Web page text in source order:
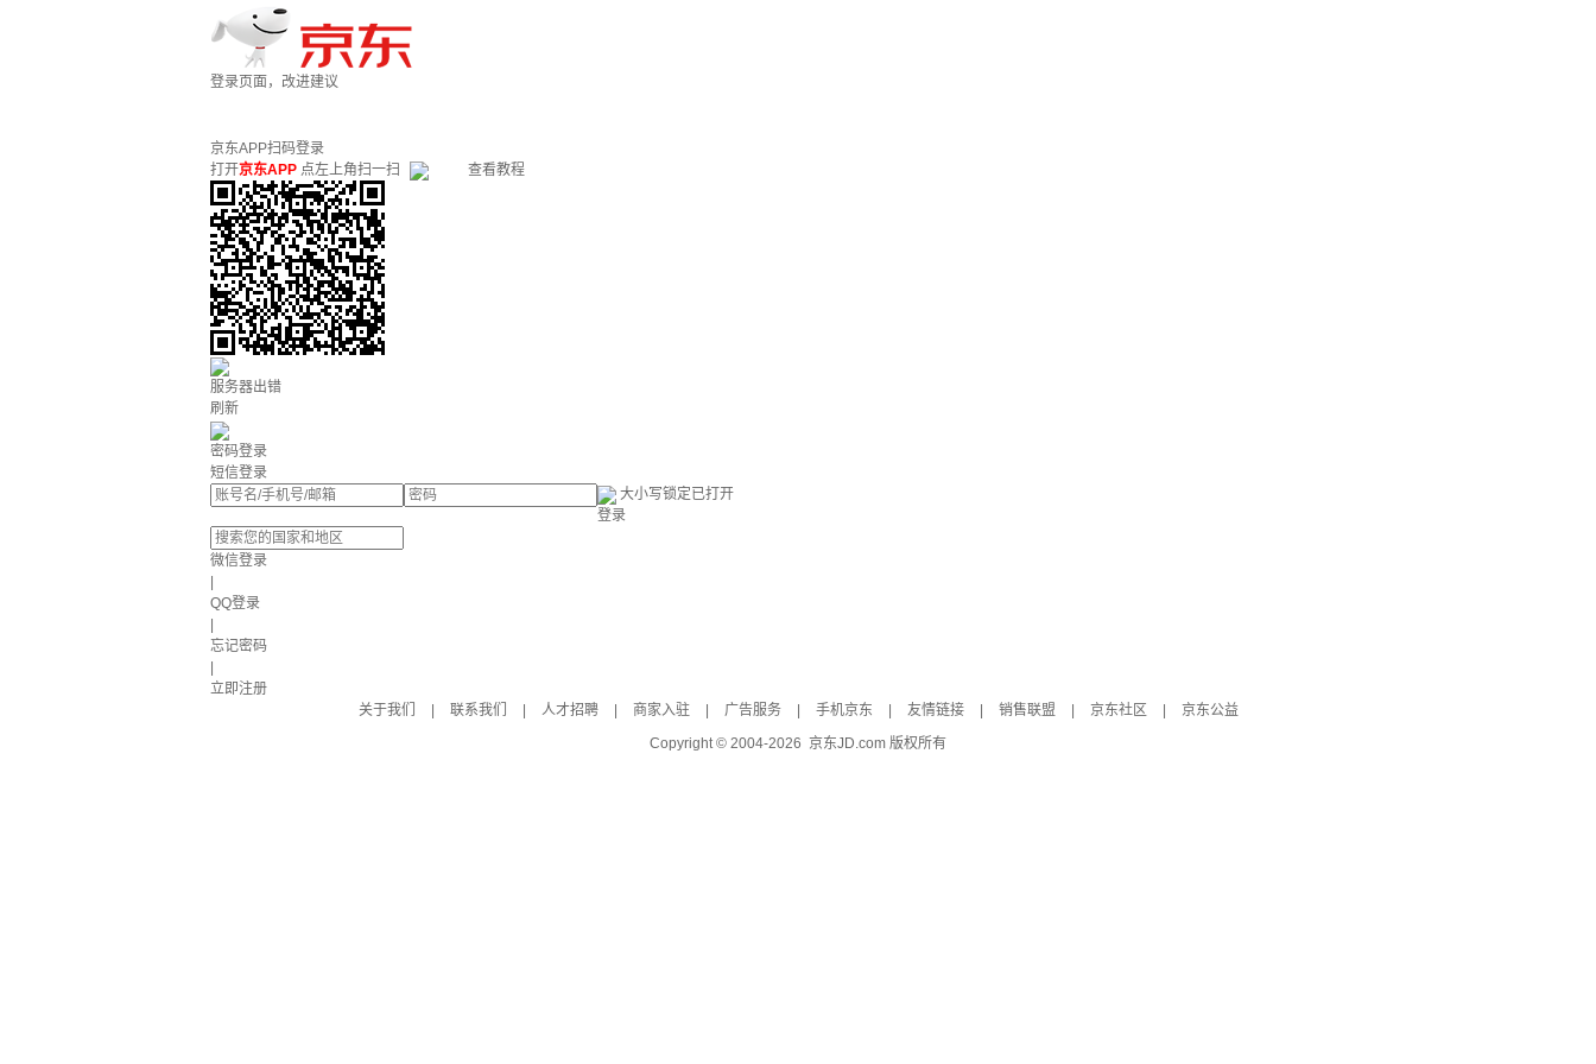
登录页面，改进建议
京东APP扫码登录
打开京东APP 点左上角扫一扫 查看教程
服务器出错
刷新
密码登录
短信登录
大小写锁定已打开
登录
微信登录
QQ登录
忘记密码
立即注册
关于我们
联系我们 人才招聘 商家入驻 广告服务 手机京东 友情链接 销售联盟 京东社区
京东公益
Copyright © 2004-2026 京东JD.com 版权所有